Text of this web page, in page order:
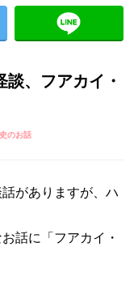
、フアカイ・
のお話
がありますが、ハ
話に「フアカイ・